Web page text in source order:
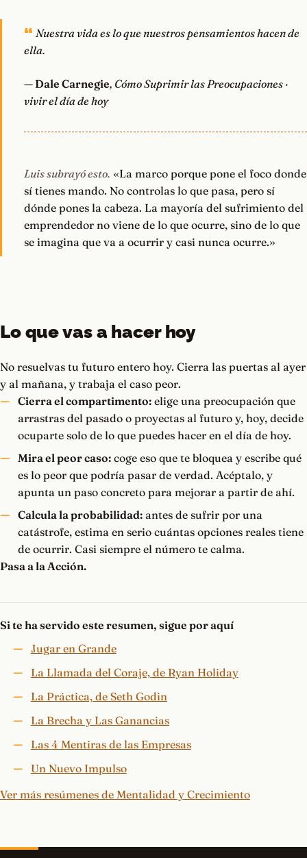
Nuestra vida es lo que nuestros pensamientos hacen de
ella.
— Dale Carnegie, Cómo Suprimir las Preocupaciones ·
vivir el día de hoy
Luis subrayó esto. «La marco porque pone el foco donde
sí tienes mando. No controlas lo que pasa, pero sí
dónde pones la cabeza. La mayoría del sufrimiento del
emprendedor no viene de lo que ocurre, sino de lo que
se imagina que va a ocurrir y casi nunca ocurre.»
Lo que vas a hacer hoy
No resuelvas tu futuro entero hoy. Cierra las puertas al ayer
y al mañana, y trabaja el caso peor.
Cierra el compartimento:elige una preocupación que
arrastras del pasado o proyectas al futuro y, hoy, decide
ocuparte solo de lo que puedes hacer en el día de hoy.
Mira el peor caso:coge eso que te bloquea y escribe qué
es lo peor que podría pasar de verdad. Acéptalo, y
apunta un paso concreto para mejorar a partir de ahí.
Calcula la probabilidad:antes de sufrir por una
catástrofe, estima en serio cuántas opciones reales tiene
de ocurrir. Casi siempre el número te calma.
Pasa a la Acción.
Si te ha servido este resumen, sigue por aquí
Jugar en Grande
La Llamada del Coraje, de Ryan Holiday
La Práctica, de Seth Godin
La Brecha y Las Ganancias
Las 4 Mentiras de las Empresas
Un Nuevo Impulso
Ver más resúmenes de Mentalidad y Crecimiento